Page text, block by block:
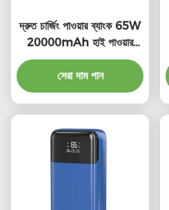
দ্রুত চার্জিং পাওয়ার ব্যাংক 65W
20000mAh হাই পাওয়ার
পাওয়ার ব্যাংক
সেরা দাম পান